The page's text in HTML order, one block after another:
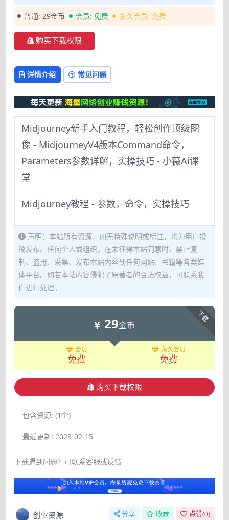
普通: 29金币 会员: 免费 永久会员: 免费
购买下载权限
详情介绍 常见问题
Midjourney新手入门教程，轻松创作顶级图
像 - MidjourneyV4版本Command命令，
Parameters参数详解，实操技巧 - 小薇Ai课
堂
Midjourney教程 - 参数，命令，实操技巧
声明：本站所有资源，如无特殊说明或标注，均为用户投
稿发布。任何个人或组织，在未征得本站同意时，禁止复
制、盗用、采集、发布本站内容到任何网站、书籍等各类媒
体平台。如若本站内容侵犯了原著者的合法权益，可联系我
们进行处理。
下载
29金币
会员
免费
永久会员
免费
购买下载权限
包含资源: (1个)
最近更新: 2023-02-15
下载遇到问题？可联系客服或反馈
创业资源 分享 收藏 点赞(0)